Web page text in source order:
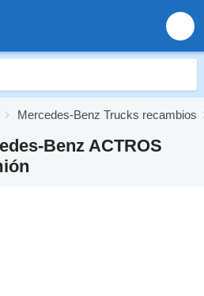
Mercedes-Benz Trucks recambios
Benz ACTROS